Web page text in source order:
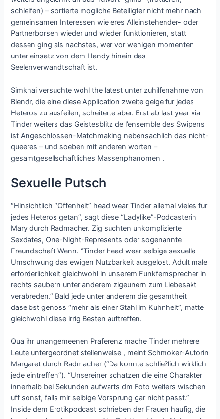
schleifen) – sortierte mogliche Beteiligter nicht mehr nach
gemeinsamen Interessen wie eres Alleinstehender- oder
Partnerborsen wieder und wieder funktionieren, statt
dessen ging als nachstes, wer vor wenigen momenten
unter einsatz von dem Handy hinein das
Seelenverwandtschaft ist.
Simkhai versuchte wohl the latest unter zuhilfenahme von
Blendr, die eine diese Application zweite geige fur jedes
Heteros zu ausfeilen, scheiterte aber. Erst ab last year via
Tinder weiters das Geistesblitz de l’ensemble des Swipens
ist Angeschlossen-Matchmaking nebensachlich das nicht-
queeres – und soeben mit anderen worten –
gesamtgesellschaftliches Massenphanomen .
Sexuelle Putsch
“Hinsichtlich “Offenheit” head wear Tinder allemal vieles fur
jedes Heteros getan”, sagt diese “Ladylike”-Podcasterin
Mary durch Radmacher. Zig suchten unkomplizierte
Sexdates, One-Night-Represents oder sogenannte
Freundschaft Wenn. “Tinder head wear selbige sexuelle
Umschwung das ewigen Nutzbarkeit ausgelost. Adult male
erforderlichkeit gleichwohl in unserem Funkfernsprecher in
rechts saubern unter anderem zigeunern zum Liebesakt
verabreden.” Bald jede unter anderem die gesamtheit
daselbst genoss “mehr als einer Stahl im Kuhnheit”, matte
gleichwohl diese irrig Besten auftreffen.
Qua ihr unangemeenen Praferenz mache Tinder mehrere
Leute untergeordnet stellenweise , meint Schmoker-Autorin
Margaret durch Radmacher (“Da konnte schlie?lich wirklich
jede eintreffen”). “Unsereiner schatzen die eine Charakter
innerhalb bei Sekunden aufwarts dm Foto weiters wischen
uff sonst, falls mir selbige Vorsprung gar nicht passt.”
Inside dem Erotikpodcast schrieben der Frauen haufig, die